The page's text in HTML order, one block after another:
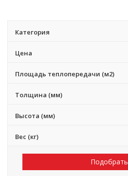
Категория
Цена
Площадь теплопередачи (м2)
Толщина (мм)
Высота (мм)
Вес (кг)
Подобрать